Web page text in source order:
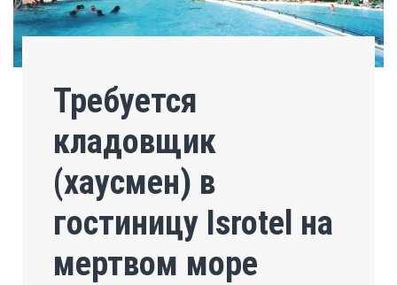
Требуется
кладовщик
(хаусмен) в
гостиницу Isrotel на
мертвом море